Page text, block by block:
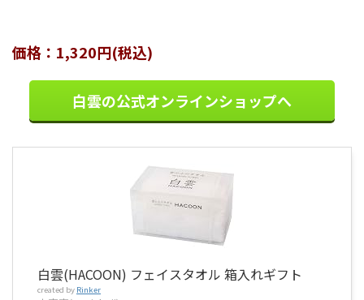
価格：1,320円(税込)
白雲の公式オンラインショップへ
白雲(HACOON) フェイスタオル 箱入れギフト
created by Rinker